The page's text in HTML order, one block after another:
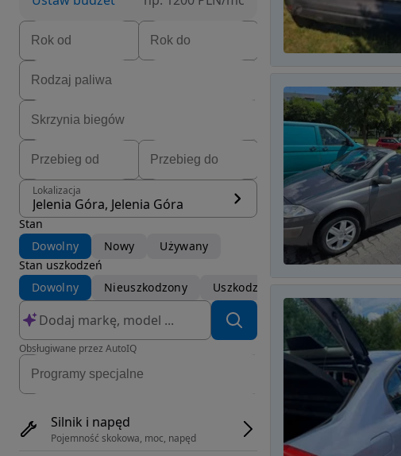
Lokalizacja
Jelenia Góra, Jelenia Góra
Stan
Dowolny
Nowy
Używany
Stan uszkodzeń
Dowolny
Nieuszkodzony Uszkodzony
Obsługiwane przez AutoIQ
Silnik i napęd
Pojemność skokowa, moc, napęd